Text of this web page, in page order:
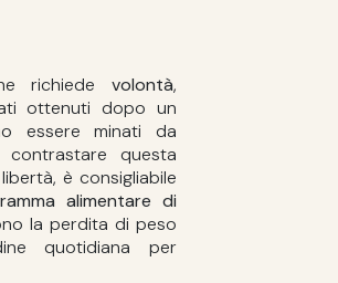
richiede volontà,
ottenuti dopo un
essere minati da
questa
è consigliabile
alimentare di
la perdita di peso
quotidiana per